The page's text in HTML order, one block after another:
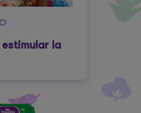
la